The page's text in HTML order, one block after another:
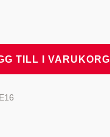
TILL I VARUKORG